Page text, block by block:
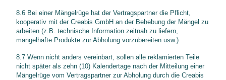
8.6 Bei einer Mängelrüge hat der Vertragspartner die Pflicht,
kooperativ mit der Creabis GmbH an der Behebung der Mängel zu
arbeiten (z.B. technische Information zeitnah zu liefern,
mangelhafte Produkte zur Abholung vorzubereiten usw.).
8.7 Wenn nicht anders vereinbart, sollen alle reklamierten Teile
nicht später als zehn (10) Kalendertage nach der Mitteilung einer
Mängelrüge vom Vertragspartner zur Abholung durch die Creabis